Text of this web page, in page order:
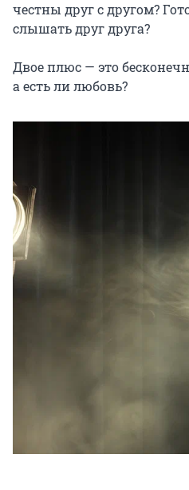
честны друг с другом?
слышать друг друга?
Двое плюс — это
а есть ли любовь?